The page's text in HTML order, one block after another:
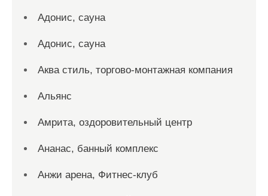
Адонис, сауна
Адонис, сауна
Аква стиль, торгово-монтажная компания
Альянс
Амрита, оздоровительный центр
Ананас, банный комплекс
Анжи арена, Фитнес-клуб